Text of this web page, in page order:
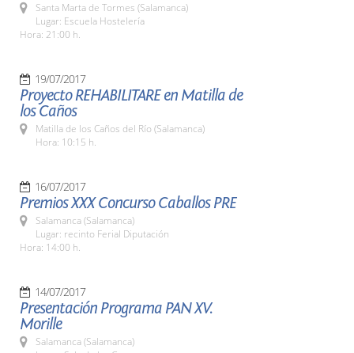
Santa Marta de Tormes (Salamanca)
Lugar: Escuela Hostelería
Hora: 21:00 h.
19/07/2017
Proyecto REHABILITARE en Matilla de
los Caños
Matilla de los Caños del Río (Salamanca)
Hora: 10:15 h.
16/07/2017
Premios XXX Concurso Caballos PRE
Salamanca (Salamanca)
Lugar: recinto Ferial Diputación
Hora: 14:00 h.
14/07/2017
Presentación Programa PAN XV.
Morille
Salamanca (Salamanca)